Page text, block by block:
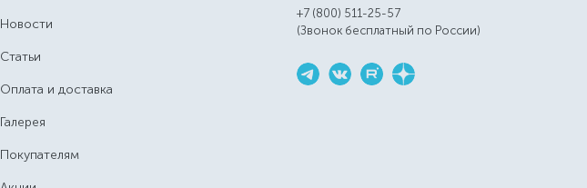
Новости
Статьи
Оплата и доставка
Галерея
Покупателям
+7 (800) 511-25-57
(Звонок бесплатный по России)